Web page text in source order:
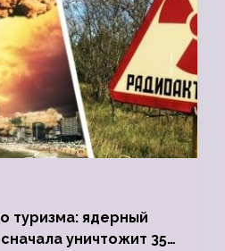
туризма: ядерный
уничтожит 350